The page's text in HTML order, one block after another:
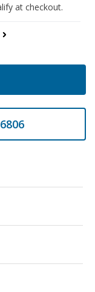
at checkout.